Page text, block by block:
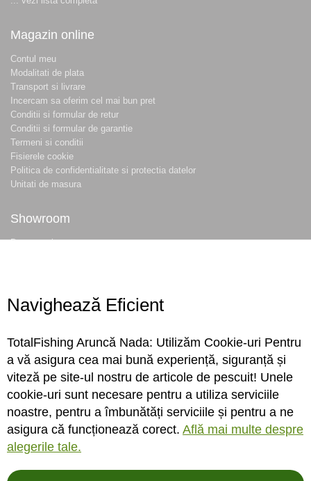
Magazin online
Contul meu
Modalitati de plata
Transport si livrare
Incercam sa oferim cel mai bun pret
Conditii si formular de retur
Conditii si formular de garantie
Termeni si conditii
Fisierele cookie
Politica de confidentialitate si protectia datelor
Unitati de masura
Showroom
Despre noi
Conecteaza-te
Sa ne cunoastem mai bine. Vino alaturi de noi pe reteaua ta preferata. Te
asteptam cu stiri, surprize, concursuri, premii ...
Navighează Eficient
TotalFishing Aruncă Nada: Utilizăm Cookie-uri Pentru
a vă asigura cea mai bună experiență, siguranță și
viteză pe site-ul nostru de articole de pescuit! Unele
cookie-uri sunt necesare pentru a utiliza serviciile
noastre, pentru a îmbunătăți serviciile și pentru a ne
asigura că funcționează corect. Află mai multe despre
alegerile tale.